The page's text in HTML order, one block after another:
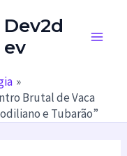
Dev2d
ev
Brutal de Vaca
e Tubarão”